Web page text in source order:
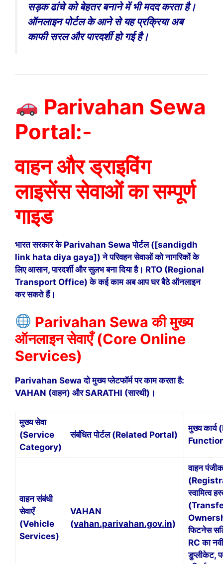
सड़क ढांचे को बेहतर बनाने में भी मदद करता है।
ऑनलाइन पोर्टल के आने से यह प्रक्रिया अब
काफी सरल और पारदर्शी हो गई है।
Parivahan Sewa
Portal:-
वाहन और ड्राइविंग
लाइसेंस सेवाओं का सम्पूर्ण
गाइड
भारत सरकार के Parivahan Sewa पोर्टल ([sandigdh
link hata diya gaya]) ने परिवहन सेवाओं को नागरिकों के
लिए आसान, पारदर्शी और सुलभ बना दिया है। RTO (Regional
Transport Office) के कई काम अब आप घर बैठे ऑनलाइन
कर सकते हैं।
Parivahan Sewa की मुख्य
ऑनलाइन सेवाएँ (Core Online
Services)
Parivahan Sewa दो मुख्य प्लेटफॉर्म पर काम करता है:
VAHAN (वाहन) और SARATHI (सारथी)।
मुख्य सेवा
(Service
Category)
संबंधित पोर्टल (Related Portal)
मुख्य कार्य
वाहन संबंधी
सेवाएँ
(Vehicle
Services)
VAHAN
(vahan.parivahan.gov.in)
वाहन
स्वामित्व
फिटनेस
RC का
डुप्लीकेट,